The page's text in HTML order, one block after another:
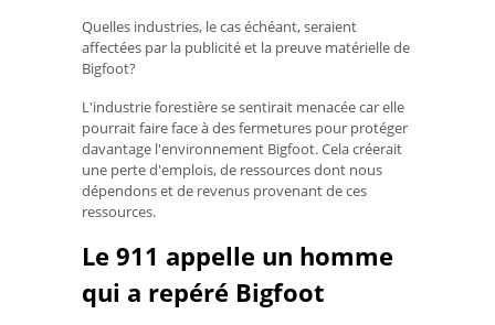
Quelles industries, le cas échéant, seraient
affectées par la publicité et la preuve matérielle de
Bigfoot?
L'industrie forestière se sentirait menacée car elle
pourrait faire face à des fermetures pour protéger
davantage l'environnement Bigfoot. Cela créerait
une perte d'emplois, de ressources dont nous
dépendons et de revenus provenant de ces
ressources.
Le 911 appelle un homme
qui a repéré Bigfoot